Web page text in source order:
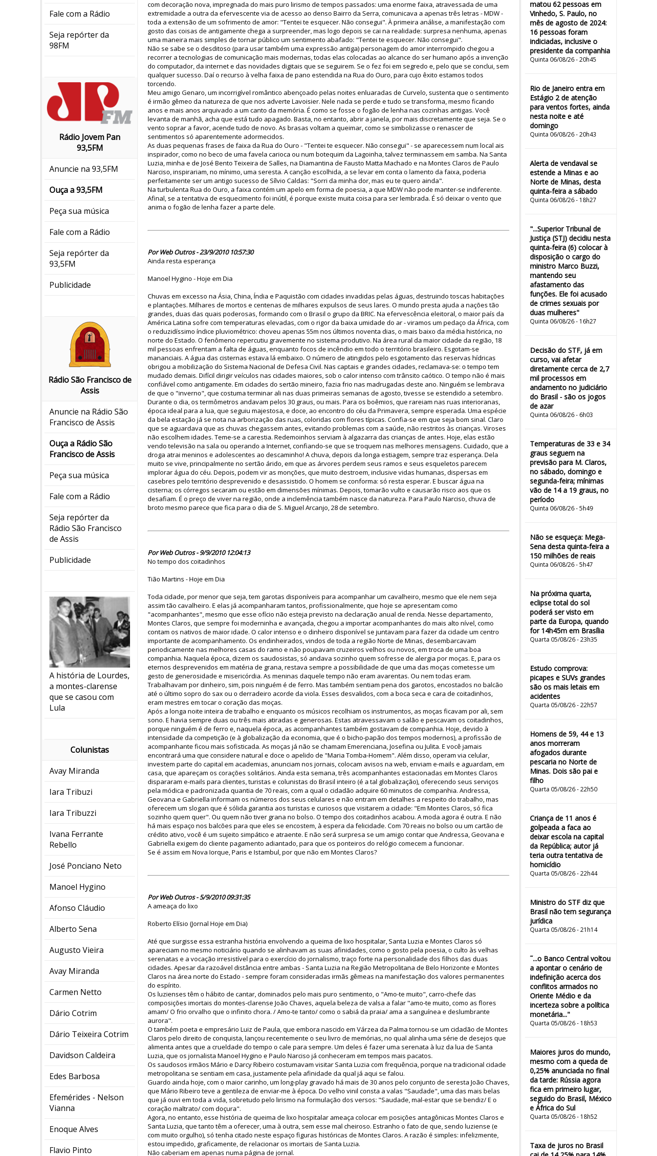
Fale com a Rádio
Seja repórter da
98FM
Rádio Jovem Pan
93,5FM
Anuncie na 93,5FM
Ouça a 93,5FM
Peça sua música
Fale com a Rádio
Seja repórter da
93,5FM
Publicidade
Rádio São Francisco de
Assis
Anuncie na Rádio São
Francisco de Assis
Ouça a Rádio São
Francisco de Assis
Peça sua música
Fale com a Rádio
Seja repórter da
Rádio São Francisco
de Assis
Publicidade
A história de Lourdes,
a montes-clarense
que se casou com
Lula
Colunistas
Avay Miranda
Iara Tribuzi
Iara Tribuzzi
Ivana Ferrante
Rebello
José Ponciano Neto
Manoel Hygino
Afonso Cláudio
Alberto Sena
Augusto Vieira
Avay Miranda
Carmen Netto
Dário Cotrim
Dário Teixeira Cotrim
Davidson Caldeira
Edes Barbosa
Efemérides - Nelson
Vianna
Enoque Alves
Flavio Pinto
matou 62 pessoas em
Vinhedo, S. Paulo, no
mês de agosto de 2024:
16 pessoas foram
indiciadas, inclusive o
presidente da companhia
Quinta 06/08/26 - 20h45
Rio de Janeiro entra em
Estágio 2 de atenção
para ventos fortes, ainda
nesta noite e até
domingo
Quinta 06/08/26 - 20h43
Alerta de vendaval se
estende a Minas e ao
Norte de Minas, desta
quinta-feira a sábado
Quinta 06/08/26 - 18h27
"...Superior Tribunal de
Justiça (STJ) decidiu nesta
quinta-feira (6) colocar à
disposição o cargo do
ministro Marco Buzzi,
mantendo seu
afastamento das
funções. Ele foi acusado
de crimes sexuais por
duas mulheres"
Quinta 06/08/26 - 16h27
Decisão do STF, já em
curso, vai afetar
diretamente cerca de 2,7
mil processos em
andamento no judiciário
do Brasil - são os jogos
de azar
Quinta 06/08/26 - 6h03
Temperaturas de 33 e 34
graus seguem na
previsão para M. Claros,
no sábado, domingo e
segunda-feira; mínimas
vão de 14 a 19 graus, no
período
Quinta 06/08/26 - 5h49
Não se esqueça: Mega-
Sena desta quinta-feira a
150 milhões de reais
Quinta 06/08/26 - 5h47
Na próxima quarta,
eclipse total do sol
poderá ser visto em
parte da Europa, quando
for 14h45m em Brasília
Quarta 05/08/26 - 23h35
Estudo comprova:
picapes e SUVs grandes
são os mais letais em
acidentes
Quarta 05/08/26 - 22h57
Homens de 59, 44 e 13
anos morreram
afogados durante
pescaria no Norte de
Minas. Dois são pai e
filho
Quarta 05/08/26 - 22h50
Criança de 11 anos é
golpeada a faca ao
deixar escola na capital
da República; autor já
teria outra tentativa de
homicídio
Quarta 05/08/26 - 22h44
Ministro do STF diz que
Brasil não tem segurança
jurídica
Quarta 05/08/26 - 21h14
˜...o Banco Central voltou
a apontar o cenário de
indefinição acerca dos
conflitos armados no
Oriente Médio e da
incerteza sobre a política
monetária..."
Quarta 05/08/26 - 18h53
Maiores juros do mundo,
mesmo com a queda de
0,25% anunciada no final
da tarde: Rússia agora
fica em primeiro lugar,
seguido do Brasil, México
e África do Sul
Quarta 05/08/26 - 18h52
Taxa de juros no Brasil
com decoração nova, impregnada do mais puro lirismo de tempos passados: uma enorme faixa, atravessada de uma
extremidade a outra da efervescente via de acesso ao denso Bairro da Serra, comunicava a apenas três letras - MDW -
toda a extensão de um sofrimento de amor: "Tentei te esquecer. Não consegui". À primeira análise, a manifestação com
gosto das coisas de antigamente chega a surpreender, mas logo depois se cai na realidade: surpresa nenhuma, apenas
uma maneira mais simples de tornar público um sentimento abafado: "Tentei te esquecer. Não consegui".
Não se sabe se o desditoso (para usar também uma expressão antiga) personagem do amor interrompido chegou a
recorrer a tecnologias de comunicação mais modernas, todas elas colocadas ao alcance do ser humano após a invenção
do computador, da internet e das novidades digitais que se seguirem. Se o fez foi em segredo e, pelo que se conclui, sem
qualquer sucesso. Daí o recurso à velha faixa de pano estendida na Rua do Ouro, para cujo êxito estamos todos
torcendo.
Meu amigo Genaro, um incorrigível romântico abençoado pelas noites enluaradas de Curvelo, sustenta que o sentimento
é irmão gêmeo da natureza de que nos adverte Lavoisier. Nele nada se perde e tudo se transforma, mesmo ficando
anos e mais anos arquivado a um canto da memória. É como se fosse o fogão de lenha nas cozinhas antigas. Você
levanta de manhã, acha que está tudo apagado. Basta, no entanto, abrir a janela, por mais discretamente que seja. Se o
vento soprar a favor, acende tudo de novo. As brasas voltam a queimar, como se simbolizasse o renascer de
sentimentos só aparentemente adormecidos.
As duas pequenas frases de faixa da Rua do Ouro - "Tentei te esquecer. Não consegui" - se aparecessem num local ais
inspirador, como no beco de uma favela carioca ou num botequim da Lagoinha, talvez terminassem em samba. Na Santa
Luzia, minha e de José Bento Teixeira de Salles, na Diamantina de Fausto Matta Machado e na Montes Claros de Paulo
Narciso, inspirariam, no mínimo, uma seresta. A canção escolhida, a se levar em conta o lamento da faixa, poderia
perfeitamente ser um antigo sucesso de Sílvio Caldas: "Sorri da minha dor, mas eu te quero ainda".
Na turbulenta Rua do Ouro, a faixa contém um apelo em forma de poesia, a que MDW não pode manter-se indiferente.
Afinal, se a tentativa de esquecimento foi inútil, é porque existe muita coisa para ser lembrada. É só deixar o vento que
anima o fogão de lenha fazer a parte dele.
Por Web Outros - 23/9/2010 10:57:30
Ainda resta esperança
Manoel Hygino - Hoje em Dia
Chuvas em excesso na Ásia, China, Índia e Paquistão com cidades invadidas pelas águas, destruindo toscas habitações
e plantações. Milhares de mortos e centenas de milhares expulsos de seus lares. O mundo presta ajuda a nações tão
grandes, duas das quais poderosas, formando com o Brasil o grupo da BRIC. Na efervescência eleitoral, o maior país da
América Latina sofre com temperaturas elevadas, com o rigor da baixa umidade do ar - viramos um pedaço da África, com
o reduzidíssimo índice pluviométrico: choveu apenas 55m nos últimos noventa dias, o mais baixo da média histórica, no
norte do Estado. O fenômeno repercutiu gravemente no sistema produtivo. Na área rural da maior cidade da região, 18
mil pessoas enfrentam a falta de águas, enquanto focos de incêndio em todo o território brasileiro. Esgotam-se
mananciais. A água das cisternas estava lá embaixo. O número de atingidos pelo esgotamento das reservas hídricas
obrigou a mobilização do Sistema Nacional de Defesa Civil. Nas captais e grandes cidades, reclamava-se: o tempo tem
mudado demais. Difícil dirigir veículos nas cidades maiores, sob o calor intenso com trânsito caótico. O tempo não é mais
confiável como antigamente. Em cidades do sertão mineiro, fazia frio nas madrugadas deste ano. Ninguém se lembrava
de que o "inverno", que costuma terminar ali nas duas primeiras semanas de agosto, tivesse se estendido a setembro.
Durante o dia, os termômetros andavam pelos 30 graus, ou mais. Para os boêmios, que rareiam nas ruas interioranas,
época ideal para a lua, que seguiu majestosa, e doce, ao encontro do céu da Primavera, sempre esperada. Uma espécie
da bela estação já se nota na arborização das ruas, coloridas com flores típicas. Confia-se em que seja bom sinal. Claro
que se aguardava que as chuvas chegassem antes, evitando problemas com a saúde, não restritos às crianças. Viroses
não escolhem idades. Teme-se a carestia. Redemoinhos serviam à algazarra das crianças de antes. Hoje, elas estão
vendo televisão na sala ou operando a Internet, confiando-se que se troquem nas melhores mensagens. Cuidado, que a
droga atrai meninos e adolescentes ao descaminho! A chuva, depois da longa estiagem, sempre traz esperança. Dela
muito se vive, principalmente no sertão árido, em que as árvores perdem seus ramos e seus esqueletos parecem
implorar água do céu. Depois, podem vir as monções, que muito destroem, inclusive vidas humanas, dispersas em
casebres pelo território desprevenido e desassistido. O homem se conforma: só resta esperar. E buscar água na
cisterna; os córregos secaram ou estão em dimensões mínimas. Depois, tomarão vulto e causarão risco aos que os
desafiam. É o preço de viver na região, onde a inclemência também nasce da natureza. Para Paulo Narciso, chuva de
broto mesmo parece que fica para o dia de S. Miguel Arcanjo, 28 de setembro.
Por Web Outros - 9/9/2010 12:04:13
No tempo dos coitadinhos
Tião Martins - Hoje em Dia
Toda cidade, por menor que seja, tem garotas disponíveis para acompanhar um cavalheiro, mesmo que ele nem seja
assim tão cavalheiro. E elas já acompanharam tantos, profissionalmente, que hoje se apresentam como
"acompanhantes", mesmo que esse ofício não esteja previsto na declaração anual de renda. Nesse departamento,
Montes Claros, que sempre foi moderninha e avançada, chegou a importar acompanhantes do mais alto nível, como
contam os nativos de maior idade. O calor intenso e o dinheiro disponível se juntavam para fazer da cidade um centro
importante de acompanhamento. Os endinheirados, vindos de toda a região Norte de Minas, desembarcavam
periodicamente nas melhores casas do ramo e não poupavam cruzeiros velhos ou novos, em troca de uma boa
companhia. Naquela época, dizem os saudosistas, só andava sozinho quem sofresse de alergia por moças. E, para os
eternos desprevenidos em matéria de grana, restava sempre a possibilidade de que uma das moças cometesse um
gesto de generosidade e misericórdia. As meninas daquele tempo não eram avarentas. Ou nem todas eram.
Trabalhavam por dinheiro, sim, pois ninguém é de ferro. Mas também sentiam pena dos garotos, encostados no balcão
até o último sopro do sax ou o derradeiro acorde da viola. Esses desvalidos, com a boca seca e cara de coitadinhos,
eram mestres em tocar o coração das moças.
Após a longa noite inteira de trabalho e enquanto os músicos recolhiam os instrumentos, as moças ficavam por ali, sem
sono. E havia sempre duas ou três mais atiradas e generosas. Estas atravessavam o salão e pescavam os coitadinhos,
porque ninguém é de ferro e, naquela época, as acompanhantes também gostavam de companhia. Hoje, devido à
intensidade da competição (e à globalização da economia, que é o bicho-papão dos tempos modernos), a profissão de
acompanhante ficou mais sofisticada. As moças já não se chamam Emerenciana, Josefina ou Julita. E você jamais
encontrará uma que considere natural e doce o apelido de "Maria Tomba-Homem". Além disso, operam via celular,
investem parte do capital em academias, anunciam nos jornais, colocam avisos na web, enviam e-mails e aguardam, em
casa, que apareçam os corações solitários. Ainda esta semana, três acompanhantes estacionadas em Montes Claros
dispararam e-mails para clientes, turistas e colunistas do Brasil inteiro (é a tal globalização), oferecendo seus serviços
pela módica e padronizada quantia de 70 reais, com a qual o cidadão adquire 60 minutos de companhia. Andressa,
Geovana e Gabriella informam os números dos seus celulares e não entram em detalhes a respeito do trabalho, mas
oferecem um slogan que é sólida garantia aos turistas e curiosos que visitarem a cidade: "Em Montes Claros, só fica
sozinho quem quer". Ou quem não tiver grana no bolso. O tempo dos coitadinhos acabou. A moda agora é outra. E não
há mais espaço nos balcões para que eles se encostem, à espera da felicidade. Com 70 reais no bolso ou um cartão de
crédito ativo, você é um sujeito simpático e atraente. E não será surpresa se um amigo contar que Andressa, Geovana e
Gabriella exigem do cliente pagamento adiantado, para que os ponteiros do relógio comecem a funcionar.
Se é assim em Nova Iorque, Paris e Istambul, por que não em Montes Claros?
Por Web Outros - 5/9/2010 09:31:35
A ameaça do lixo
Roberto Elísio (Jornal Hoje em Dia)
Até que surgisse essa estranha história envolvendo a queima de lixo hospitalar, Santa Luzia e Montes Claros só
apareciam no mesmo noticiário quando se alinhavam as suas afinidades, como o gosto pela poesia, o culto às velhas
serenatas e a vocação irresistível para o exercício do jornalismo, traço forte na personalidade dos filhos das duas
cidades. Apesar da razoável distância entre ambas - Santa Luzia na Região Metropolitana de Belo Horizonte e Montes
Claros na área norte do Estado - sempre foram consideradas irmãs gêmeas na manifestação dos valores permanentes
do espírito.
Os luzienses têm o hábito de cantar, dominados pelo mais puro sentimento, o "Amo-te muito", carro-chefe das
composições imortais do montes-clarense João Chaves, aquela beleza de valsa a falar "amo-te muito, como as flores
amam/ O frio orvalho que o infinito chora. / Amo-te tanto/ como o sabiá da praia/ ama a sanguínea e deslumbrante
aurora".
O também poeta e empresário Luiz de Paula, que embora nascido em Várzea da Palma tornou-se um cidadão de Montes
Claros pelo direito de conquista, lançou recentemente o seu livro de memórias, no qual alinha uma série de desejos que
alimenta antes que a crueldade do tempo o cale para sempre. Um deles é fazer uma serenata à luz da lua de Santa
Luzia, que os jornalista Manoel Hygino e Paulo Narciso já conheceram em tempos mais pacatos.
Os saudosos irmãos Mário e Darcy Ribeiro costumavam visitar Santa Luzia com frequência, porque na tradicional cidade
metropolitana se sentiam em casa, justamente pela afinidade da qual já aqui se falou.
Guardo ainda hoje, com o maior carinho, um long-play gravado há mais de 30 anos pelo conjunto de seresta João Chaves,
que Mário Ribeiro teve a gentileza de enviar-me à época. Do velho vinil consta a valas "Saudade", uma das mais belas
que já ouvi em toda a vida, sobretudo pelo lirismo na formulação dos versos: "Saudade, mal-estar que se bendiz/ E o
coração maltrato/ com doçura".
Agora, no entanto, esse história de queima de lixo hospitalar ameaça colocar em posições antagônicas Montes Claros e
Santa Luzia, que tanto têm a oferecer, uma à outra, sem esse mal cheiroso. Estranho o fato de que, sendo luziense (e
com muito orgulho), só tenha citado neste espaço figuras históricas de Montes Claros. A razão é simples: infelizmente,
estou impedido, graficamente, de relacionar os imortais de Santa Luzia.
Não caberiam em apenas numa página de jornal.